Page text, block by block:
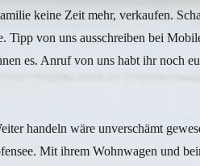
keine Zeit mehr, verkaufen.
Tipp von uns ausschreiben bei
es. Anruf von uns habt ihr noch
handeln wäre unverschämt
Mit ihrem Wohnwagen und